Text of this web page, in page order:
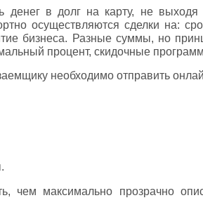
денег в долг на карту, не
осуществляются сделки на:
бизнеса. Разные суммы, но
процент, скидочные
необходимо отправить
чем максимально прозрачно